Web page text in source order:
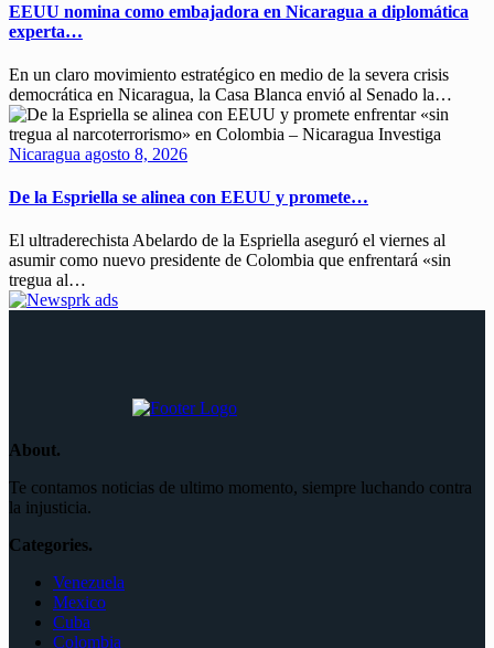
EEUU nomina como embajadora en Nicaragua a diplomática
experta…
En un claro movimiento estratégico en medio de la severa crisis
democrática en Nicaragua, la Casa Blanca envió al Senado la…
Nicaragua agosto 8, 2026
De la Espriella se alinea con EEUU y promete…
El ultraderechista Abelardo de la Espriella aseguró el viernes al
asumir como nuevo presidente de Colombia que enfrentará «sin
tregua al…
About.
Te contamos noticias de ultimo momento, siempre luchando contra
la injusticia.
Categories.
Venezuela
Mexico
Cuba
Colombia